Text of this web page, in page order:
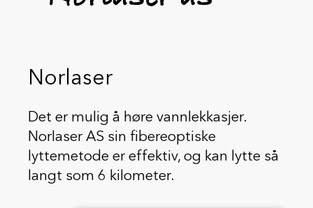
Norlaser
Det er mulig å høre vannlekkasjer.
Norlaser AS sin fibereoptiske
lyttemetode er effektiv, og kan lytte så
langt som 6 kilometer.